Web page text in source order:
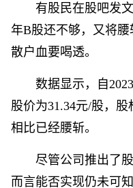
有股民在股吧发
年B股还不够，又将腰
散户血要喝透。
数据显示，自
股价为31.34元/股，
相比已经腰斩。
尽管公司推出了
而言能否实现仍未可知